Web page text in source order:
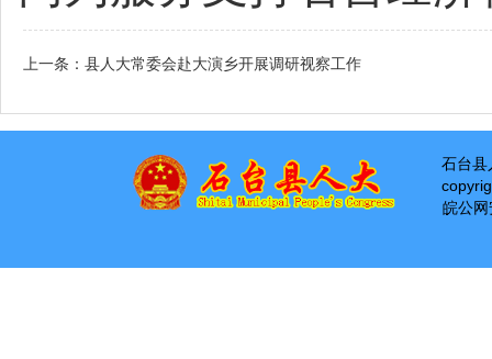
上一条： 县人大常委会赴大演乡开展调研视察工作
石台县
皖公